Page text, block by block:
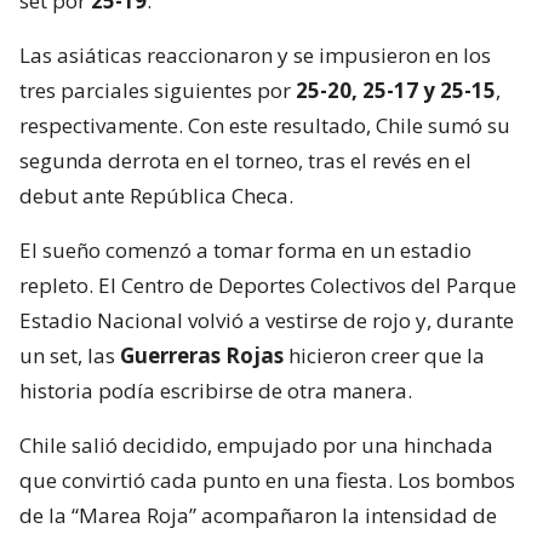
Las asiáticas reaccionaron y se impusieron en los
tres parciales siguientes por 25-20, 25-17 y 25-15,
respectivamente. Con este resultado, Chile sumó su
segunda derrota en el torneo, tras el revés en el
debut ante República Checa.
El sueño comenzó a tomar forma en un estadio
repleto. El Centro de Deportes Colectivos del Parque
Estadio Nacional volvió a vestirse de rojo y, durante
un set, las Guerreras Rojas hicieron creer que la
historia podía escribirse de otra manera.
Chile salió decidido, empujado por una hinchada
que convirtió cada punto en una fiesta. Los bombos
de la “Marea Roja” acompañaron la intensidad de